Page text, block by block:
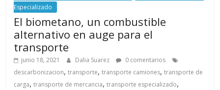
Especializado
El biometano, un combustible
alternativo en auge para el
transporte
junio 18, 2021 Dalia Suarez
0 comentarios
descarbonizacion,transporte,transporte camiones,transporte de
carga,transporte de mercancia,transporte especializado,